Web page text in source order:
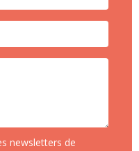
newsletters de